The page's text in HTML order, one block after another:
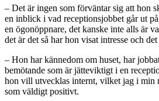
– Det är ingen som förväntar sig att hon
en inblick i vad receptionsjobbet går ut
en ögonöppnare, det kanske inte alls är
det är det så har hon visat intresse och
– Hon har kännedom om huset, har
bemötande som är jätteviktigt i en
hon vill utvecklas internt, vilket jag i min
som väldigt positivt.